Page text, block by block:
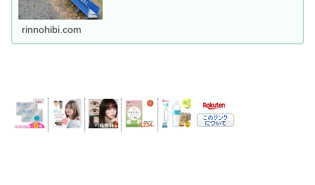
rinnohibi.com